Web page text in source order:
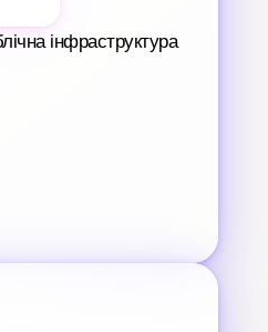
інфраструктура